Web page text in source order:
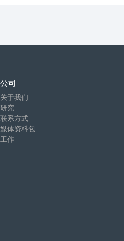
公司
关于我们
研究
联系方式
媒体资料包
工作